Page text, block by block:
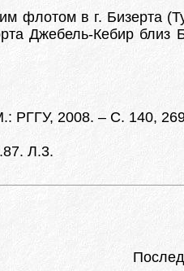
флотом в г. Бизерта
Джебель-Кебир
РГГУ, 2008. – С. 140,
Л.3.